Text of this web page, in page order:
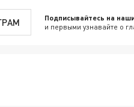
Подписывайтесь на
и первыми узнавайте о